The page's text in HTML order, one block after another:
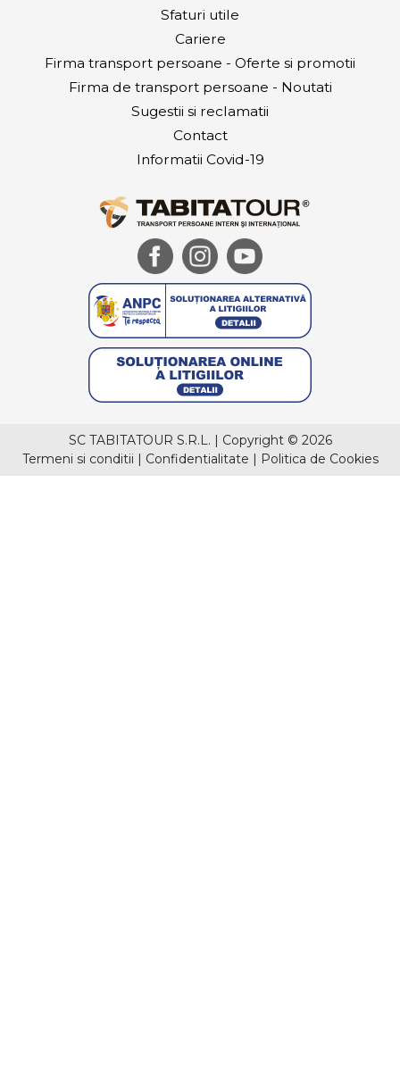
Sfaturi utile
Cariere
Firma transport persoane - Oferte si promotii
Firma de transport persoane - Noutati
Sugestii si reclamatii
Contact
Informatii Covid-19
SC TABITATOUR S.R.L. | Copyright © 2026
Termeni si conditii | Confidentialitate | Politica de Cookies